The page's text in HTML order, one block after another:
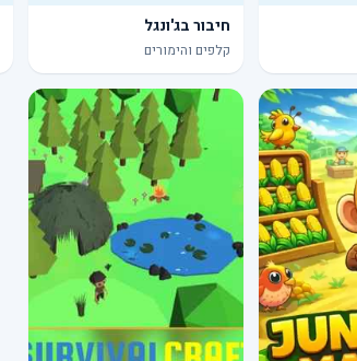
חיבור בג'ונגל
קלפים והימורים